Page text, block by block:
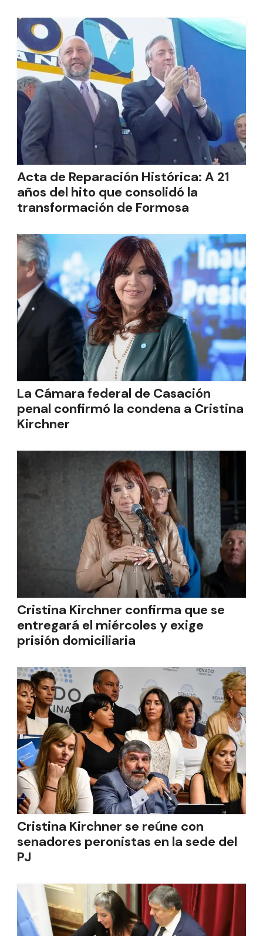
Acta de Reparación Histórica: A 21
años del hito que consolidó la
transformación de Formosa
La Cámara federal de Casación
penal confirmó la condena a Cristina
Kirchner
Cristina Kirchner confirma que se
entregará el miércoles y exige
prisión domiciliaria
Cristina Kirchner se reúne con
senadores peronistas en la sede del
PJ